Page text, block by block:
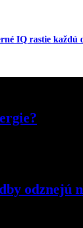
IQ rastie každú
odznejú